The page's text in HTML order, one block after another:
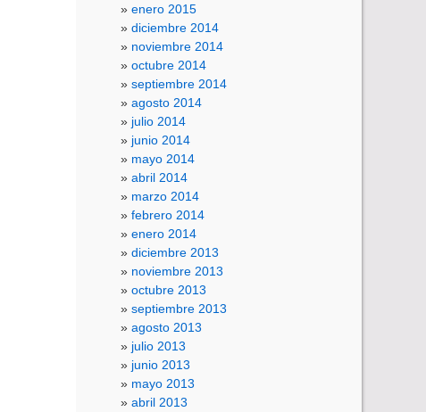
enero 2015
diciembre 2014
noviembre 2014
octubre 2014
septiembre 2014
agosto 2014
julio 2014
junio 2014
mayo 2014
abril 2014
marzo 2014
febrero 2014
enero 2014
diciembre 2013
noviembre 2013
octubre 2013
septiembre 2013
agosto 2013
julio 2013
junio 2013
mayo 2013
abril 2013